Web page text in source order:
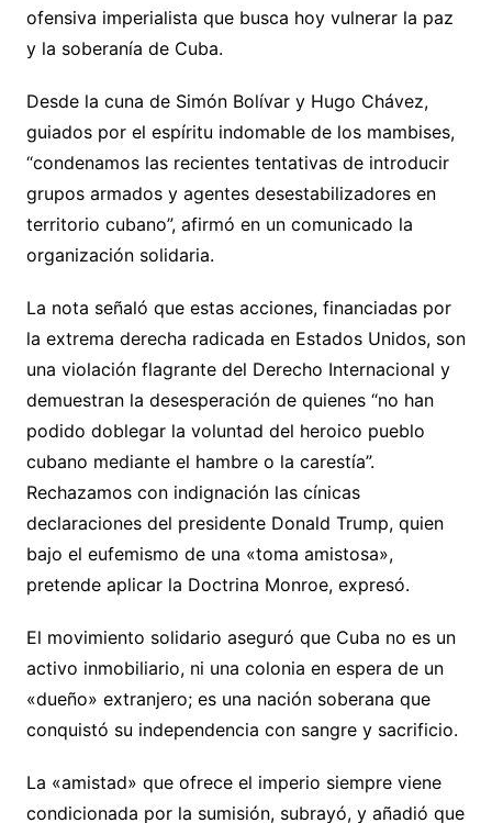
ofensiva imperialista que busca hoy vulnerar la paz
y la soberanía de Cuba.
Desde la cuna de Simón Bolívar y Hugo Chávez,
guiados por el espíritu indomable de los mambises,
“condenamos las recientes tentativas de introducir
grupos armados y agentes desestabilizadores en
territorio cubano”, afirmó en un comunicado la
organización solidaria.
La nota señaló que estas acciones, financiadas por
la extrema derecha radicada en Estados Unidos, son
una violación flagrante del Derecho Internacional y
demuestran la desesperación de quienes “no han
podido doblegar la voluntad del heroico pueblo
cubano mediante el hambre o la carestía”.
Rechazamos con indignación las cínicas
declaraciones del presidente Donald Trump, quien
bajo el eufemismo de una «toma amistosa»,
pretende aplicar la Doctrina Monroe, expresó.
El movimiento solidario aseguró que Cuba no es un
activo inmobiliario, ni una colonia en espera de un
«dueño» extranjero; es una nación soberana que
conquistó su independencia con sangre y sacrificio.
La «amistad» que ofrece el imperio siempre viene
condicionada por la sumisión, subrayó, y añadió que